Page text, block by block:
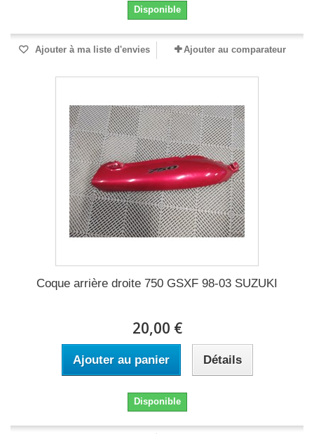
Disponible
Ajouter à ma liste d'envies Ajouter au comparateur
Coque arrière droite 750 GSXF 98-03 SUZUKI
20,00 €
Ajouter au panier Détails
Disponible